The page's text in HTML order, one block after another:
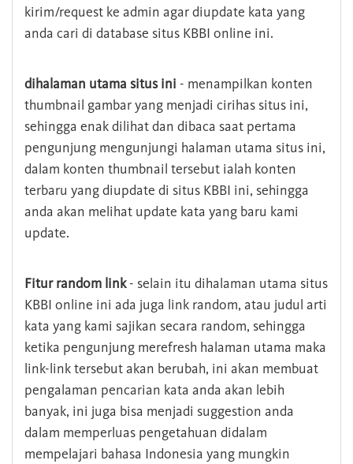
kirim/request ke admin agar diupdate kata yang
anda cari di database situs KBBI online ini.
dihalaman utama situs ini - menampilkan konten
thumbnail gambar yang menjadi cirihas situs ini,
sehingga enak dilihat dan dibaca saat pertama
pengunjung mengunjungi halaman utama situs ini,
dalam konten thumbnail tersebut ialah konten
terbaru yang diupdate di situs KBBI ini, sehingga
anda akan melihat update kata yang baru kami
update.
Fitur random link- selain itu dihalaman utama situs
KBBI online ini ada juga link random, atau judul arti
kata yang kami sajikan secara random, sehingga
ketika pengunjung merefresh halaman utama maka
link-link tersebut akan berubah, ini akan membuat
pengalaman pencarian kata anda akan lebih
banyak, ini juga bisa menjadi suggestion anda
dalam memperluas pengetahuan didalam
mempelajari bahasa Indonesia yang mungkin